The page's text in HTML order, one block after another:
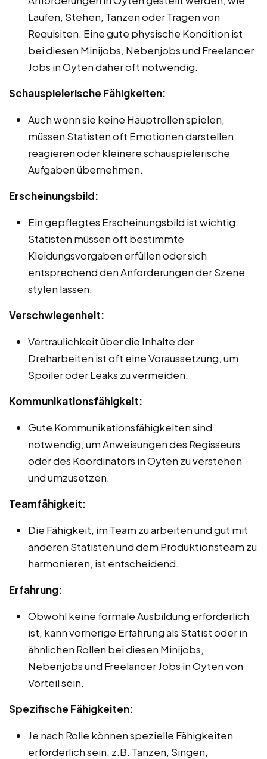
Laufen, Stehen, Tanzen oder Tragen von
Requisiten. Eine gute physische Kondition ist
bei diesen Minijobs, Nebenjobs und Freelancer
Jobs in Oyten daher oft notwendig.
Schauspielerische Fähigkeiten:
Auch wenn sie keine Hauptrollen spielen,
müssen Statisten oft Emotionen darstellen,
reagieren oder kleinere schauspielerische
Aufgaben übernehmen.
Erscheinungsbild:
Ein gepflegtes Erscheinungsbild ist wichtig.
Statisten müssen oft bestimmte
Kleidungsvorgaben erfüllen oder sich
entsprechend den Anforderungen der Szene
stylen lassen.
Verschwiegenheit:
Vertraulichkeit über die Inhalte der
Dreharbeiten ist oft eine Voraussetzung, um
Spoiler oder Leaks zu vermeiden.
Kommunikationsfähigkeit:
Gute Kommunikationsfähigkeiten sind
notwendig, um Anweisungen des Regisseurs
oder des Koordinators in Oyten zu verstehen
und umzusetzen.
Teamfähigkeit:
Die Fähigkeit, im Team zu arbeiten und gut mit
anderen Statisten und dem Produktionsteam zu
harmonieren, ist entscheidend.
Erfahrung:
Obwohl keine formale Ausbildung erforderlich
ist, kann vorherige Erfahrung als Statist oder in
ähnlichen Rollen bei diesen Minijobs,
Nebenjobs und Freelancer Jobs in Oyten von
Vorteil sein.
Spezifische Fähigkeiten:
Je nach Rolle können spezielle Fähigkeiten
erforderlich sein, z.B. Tanzen, Singen,